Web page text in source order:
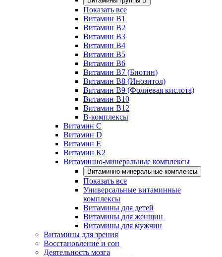
Показать все
Витамин B1
Витамин B2
Витамин B3
Витамин B4
Витамин B5
Витамин B6
Витамин B7 (Биотин)
Витамин B8 (Инозитол)
Витамин B9 (Фолиевая кислота)
Витамин B10
Витамин B12
B-комплексы
Витамин C
Витамин D
Витамин E
Витамин К2
Витаминно-минеральные комплексы
Витаминно-минеральные комплексы
Показать все
Универсальные витаминные
комплексы
Витамины для детей
Витамины для женщин
Витамины для мужчин
Витамины для зрения
Восстановление и сон
Деятельность мозга